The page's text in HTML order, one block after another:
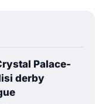
Palace-
derby